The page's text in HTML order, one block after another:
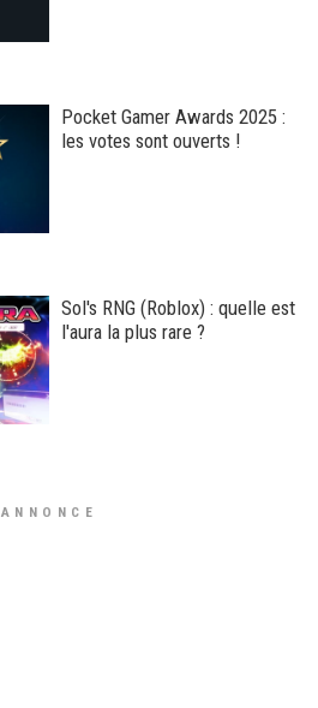
Pocket Gamer Awards 2025 :
les votes sont ouverts !
Sol's RNG (Roblox) : quelle est
l'aura la plus rare ?
ANNONCE